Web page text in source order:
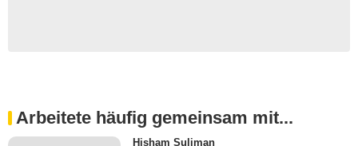
Arbeitete häufig gemeinsam mit...
Hisham Suliman